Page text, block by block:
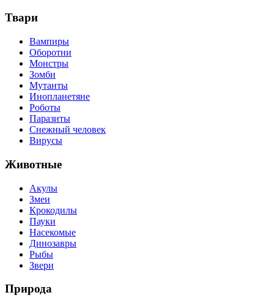
Твари
Вампиры
Оборотни
Монстры
Зомби
Мутанты
Инопланетяне
Роботы
Паразиты
Снежный человек
Вирусы
Животные
Акулы
Змеи
Крокодилы
Пауки
Насекомые
Динозавры
Рыбы
Звери
Природа